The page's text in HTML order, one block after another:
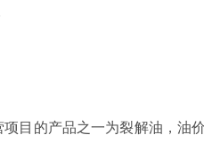
目的产品之一为裂解油，油